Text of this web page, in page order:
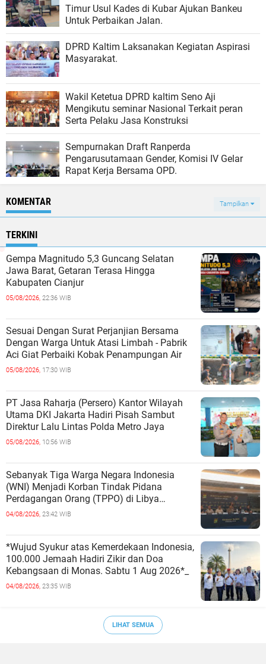
Timur Usul Kades di Kubar Ajukan Bankeu
Untuk Perbaikan Jalan.
DPRD Kaltim Laksanakan Kegiatan Aspirasi
Masyarakat.
Wakil Ketetua DPRD kaltim Seno Aji
Mengikutu seminar Nasional Terkait peran
Serta Pelaku Jasa Konstruksi
Sempurnakan Draft Ranperda
Pengarusutamaan Gender, Komisi IV Gelar
Rapat Kerja Bersama OPD.
KOMENTAR Tampilkan
TERKINI
Gempa Magnitudo 5,3 Guncang Selatan
Jawa Barat, Getaran Terasa Hingga
Kabupaten Cianjur
05/08/2026, 22:36 WIB
Sesuai Dengan Surat Perjanjian Bersama
Dengan Warga Untuk Atasi Limbah - Pabrik
Aci Giat Perbaiki Kobak Penampungan Air
05/08/2026, 17:30 WIB
PT Jasa Raharja (Persero) Kantor Wilayah
Utama DKI Jakarta Hadiri Pisah Sambut
Direktur Lalu Lintas Polda Metro Jaya
05/08/2026, 10:56 WIB
Sebanyak Tiga Warga Negara Indonesia
(WNI) Menjadi Korban Tindak Pidana
Perdagangan Orang (TPPO) di Libya
Berhasil Dipulangkan Ke - Indonesia. Mereka
04/08/2026, 23:42 WIB
*Wujud Syukur atas Kemerdekaan Indonesia,
100.000 Jemaah Hadiri Zikir dan Doa
Kebangsaan di Monas. Sabtu 1 Aug 2026*_
04/08/2026, 23:35 WIB
LIHAT SEMUA